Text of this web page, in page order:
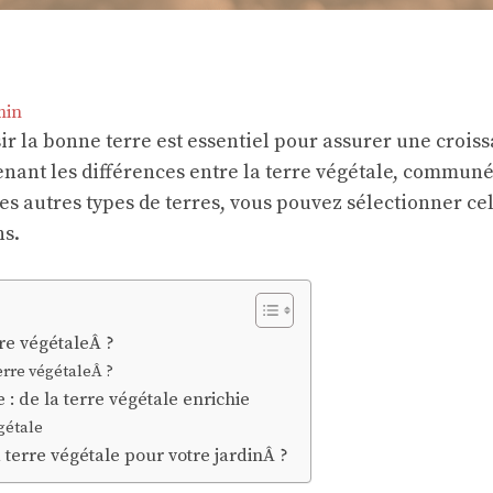
la bonne terre est essentiel pour assurer une
les différences entre la terre végétale,
autres types de terres, vous pouvez sélectionner
végétaleÂ ?
végétaleÂ ?
: de la terre végétale enrichie
végétale pour votre jardinÂ ?